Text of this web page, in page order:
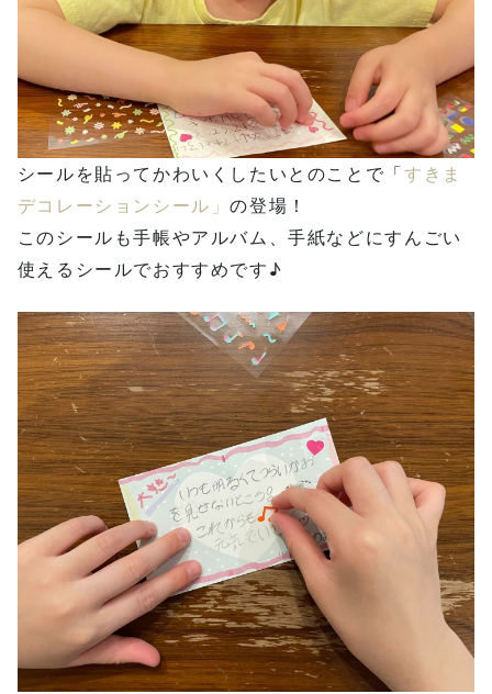
シールを貼ってかわいくしたいとのことで「すきま
デコレーションシール」の登場！
このシールも手帳やアルバム、手紙などにすんごい
使えるシールでおすすめです♪